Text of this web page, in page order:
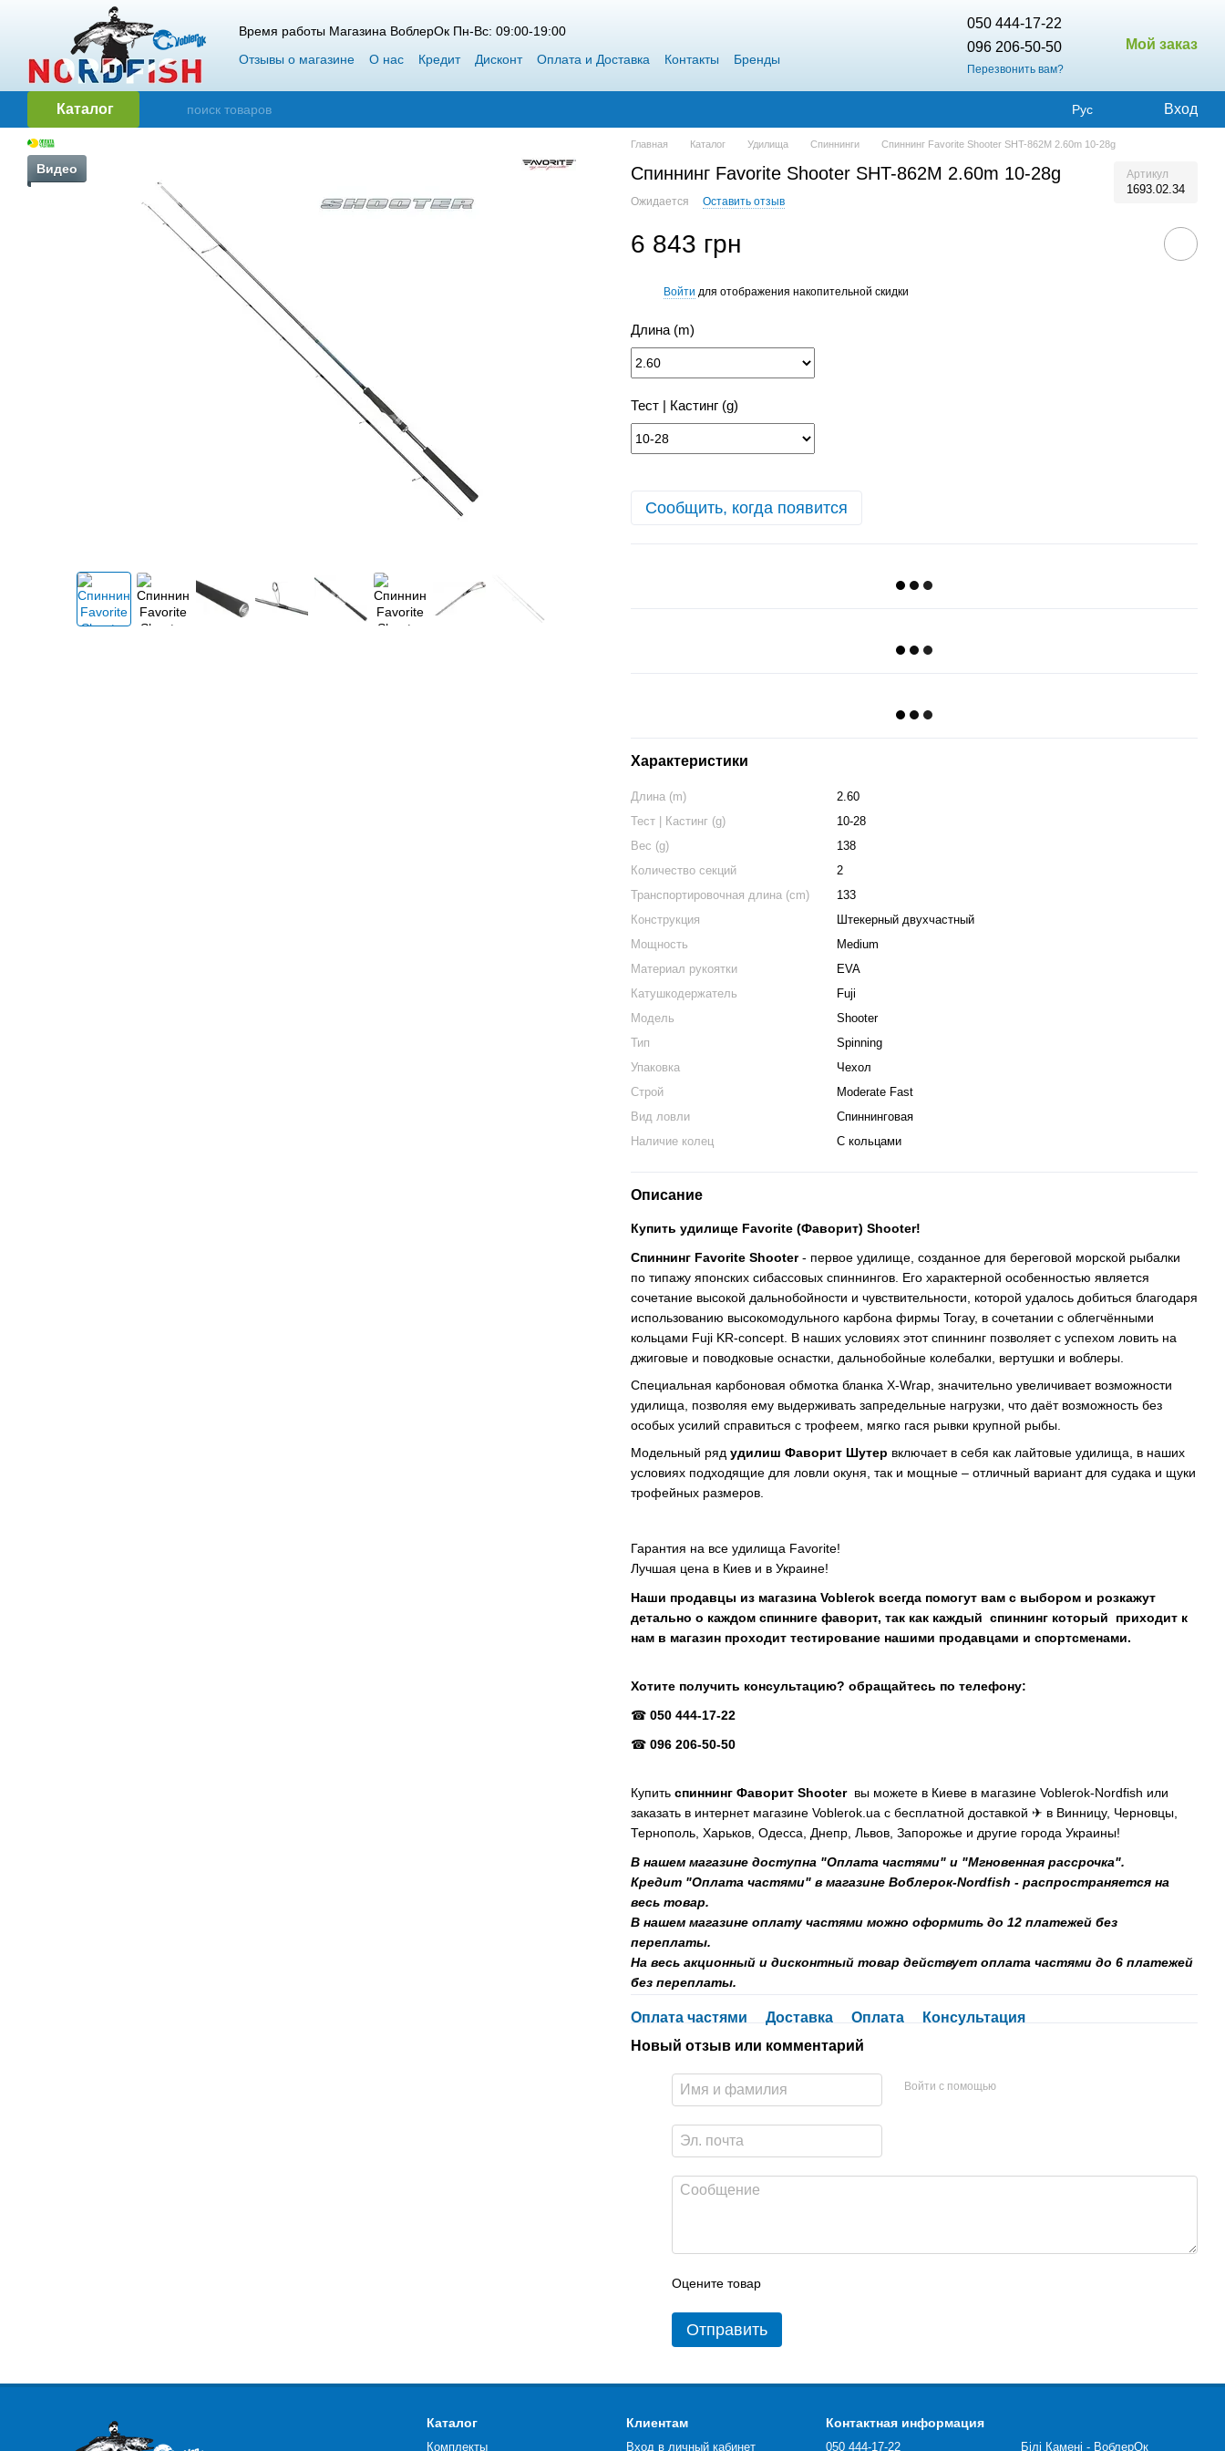
Перейти к основному контенту
Время работы Магазина ВоблерОк Пн-Вс: 09:00-19:00
Отзывы о магазине
О нас Кредит Дисконт Оплата и Доставка Контакты
Бренды
050 444-17-22
096 206-50-50
Перезвонить вам?
Мой заказ
Каталог Рус Вход
Видео
Главная Каталог Удилища Спиннинги Спиннинг Favorite Shooter SHT-862M 2.60m 10-28g
Спиннинг Favorite Shooter SHT-862M 2.60m 10-28g Артикул
1693.02.34
Ожидается Оставить отзыв
6 843 грн
Войти для отображения накопительной скидки
Длина (m)
Тест | Кастинг (g)
Сообщить, когда появится
Характеристики
Длина (m)
2.60
Тест | Кастинг (g)
10-28
Вес (g)
138
Количество секций
2
Транспортировочная длина (cm)
133
Конструкция
Штекерный двухчастный
Мощность
Medium
Материал рукоятки
EVA
Катушкодержатель
Fuji
Модель
Shooter
Тип
Spinning
Упаковка
Чехол
Строй
Moderate Fast
Вид ловли
Спиннинговая
Наличие колец
С кольцами
Описание
Купить удилище Favorite (Фаворит) Shooter!
Спиннинг Favorite Shooter - первое удилище, созданное для береговой морской рыбалки
по типажу японских сибассовых спиннингов. Его характерной особенностью является
сочетание высокой дальнобойности и чувствительности, которой удалось добиться благодаря
использованию высокомодульного карбона фирмы Toray, в сочетании с облегчёнными
кольцами Fuji KR-concept. В наших условиях этот спиннинг позволяет с успехом ловить на
джиговые и поводковые оснастки, дальнобойные колебалки, вертушки и воблеры.
Специальная карбоновая обмотка бланка X-Wrap, значительно увеличивает возможности
удилища, позволяя ему выдерживать запредельные нагрузки, что даёт возможность без
особых усилий справиться с трофеем, мягко гася рывки крупной рыбы.
Модельный ряд удилиш Фаворит Шутер включает в себя как лайтовые удилища, в наших
условиях подходящие для ловли окуня, так и мощные – отличный вариант для судака и щуки
трофейных размеров.
Гарантия на все удилища Favorite!
Лучшая цена в Киев и в Украине!
Наши продавцы из магазина Voblerok всегда помогут вам с выбором и розкажут
детально о каждом спинниге фаворит, так как каждый спиннинг который
приходит к
нам в магазин проходит тестирование нашими продавцами и спортсменами.
Хотите получить консультацию? обращайтесь по телефону:
☎ 050 444-17-22
☎ 096 206-50-50
Купить спиннинг Фаворит Shooter вы можете в Киеве в магазине Voblerok-Nordfish или
заказать в интернет магазине Voblerok.ua с бесплатной доставкой ✈ в Винницу, Черновцы,
Тернополь, Харьков, Одесса, Днепр, Львов, Запорожье и другие города Украины!
В нашем магазине доступна "Оплата частями" и "Мгновенная рассрочка".
Кредит "Оплата частями" в магазине Воблерок-Nordfish - распространяется на
весь товар.
В нашем магазине оплату частями можно оформить до 12 платежей без
переплаты.
На весь акционный и дисконтный товар действует оплата частями до 6 платежей
без переплаты.
Оплата частями Доставка Оплата
Консультация
Новый отзыв или комментарий
Войти с помощью
Оцените товар
Отправить
Каталог
Комплекты
Клиентам
Вход в личный кабинет
Контактная информация
050 444-17-22 Білі Камені - ВоблерОк